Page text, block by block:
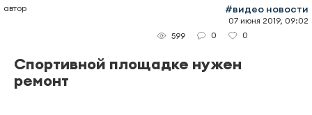
автор #видео новости
07 июня 2019, 09:02
599
0 0
Спортивной площадке нужен
ремонт